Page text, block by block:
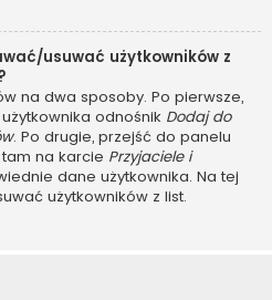
usuwać użytkowników z
na dwa sposoby. Po pierwsze,
odnośnik Dodaj do
. Po drugie, przejść do panelu
na karcie Przyjaciele i
dane użytkownika. Na tej
użytkowników z list.